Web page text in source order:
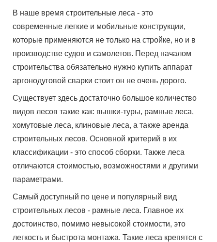
В наше время строительные леса - это
современные легкие и мобильные конструкции,
которые применяются не только на стройке, но и в
производстве судов и самолетов. Перед началом
строительства обязательно нужно купить аппарат
аргонодуговой сварки стоит он не очень дорого.
Существует здесь достаточно большое количество
видов лесов такие как: вышки-туры, рамные леса,
хомутовые леса, клиновые леса, а также аренда
строительных лесов. Основной критерий в их
классификации - это способ сборки. Также леса
отличаются стоимостью, возможностями и другими
параметрами.
Самый доступный по цене и популярный вид
строительных лесов - рамные леса. Главное их
достоинство, помимо невысокой стоимости, это
легкость и быстрота монтажа. Такие леса крепятся с